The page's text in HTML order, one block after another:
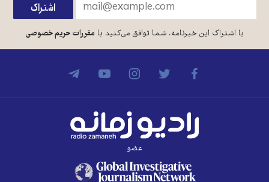
با اشتراک این خبرنامه، شما توافق می‌کنید بامقررات حریم خصوصی
عضو